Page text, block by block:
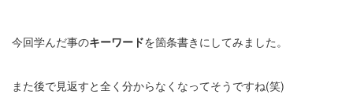
今回学んだ事のキーワードを箇条書きにしてみました。
また後で見返すと全く分からなくなってそうですね(笑)